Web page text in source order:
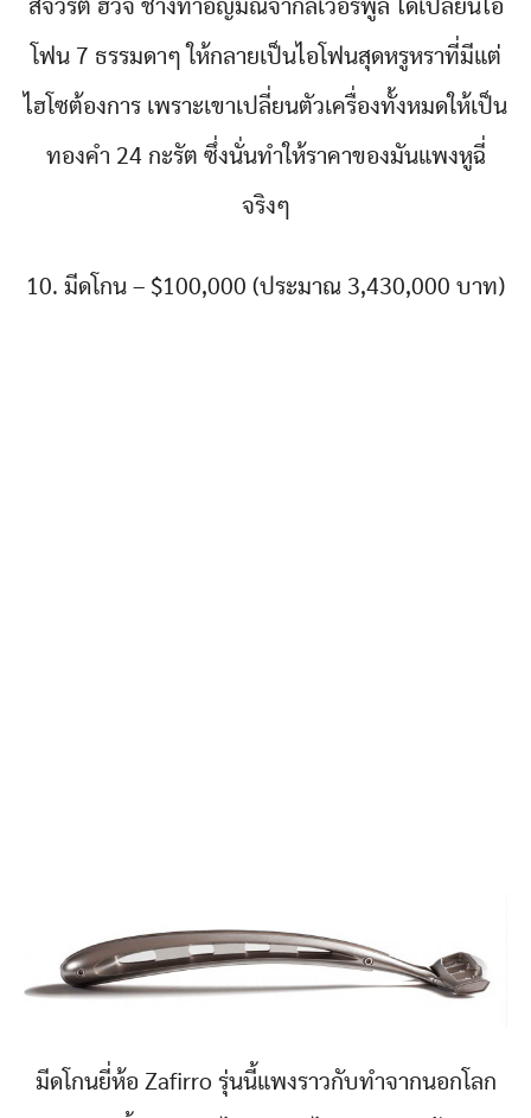
สจวร์ต ฮิวจ์ ช่างทำอัญมณีจากลิเวอร์พูล ได้เปลี่ยนไอ
โฟน 7 ธรรมดาๆ ให้กลายเป็นไอโฟนสุดหรูหราที่มีแต่
ไฮโซต้องการ เพราะเขาเปลี่ยนตัวเครื่องทั้งหมดให้เป็น
ทองคำ 24 กะรัต ซึ่งนั่นทำให้ราคาของมันแพงหูฉี่
จริงๆ
10. มีดโกน – $100,000 (ประมาณ 3,430,000 บาท)
มีดโกนยี่ห้อ Zafirro รุ่นนี้แพงราวกับทำจากนอกโลก